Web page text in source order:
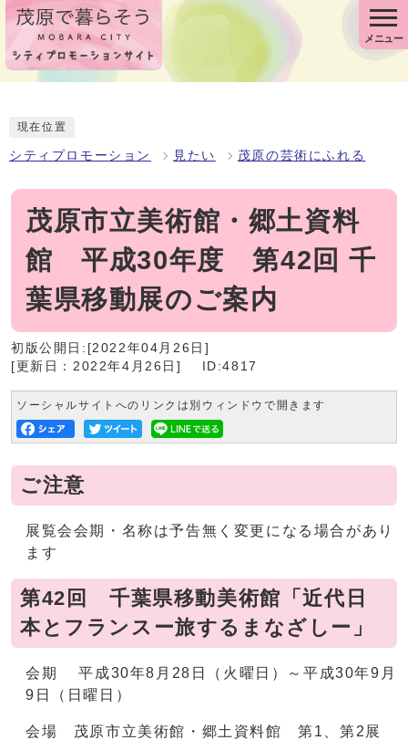
メニュー
現在位置
シティプロモーション 見たい 茂原の芸術にふれる
茂原市立美術館・郷土資料
館 平成30年度 第42回 千
葉県移動展のご案内
初版公開日:[2022年04月26日]
[更新日：2022年4月26日]
ID:4817
ソーシャルサイトへのリンクは別ウィンドウで開きます
ご注意
展覧会会期・名称は予告無く変更になる場合があり
ます
第42回 千葉県移動美術館「近代日
本とフランスー旅するまなざしー」
会期 平成30年8月28日（火曜日）～平成30年9月
9日（日曜日）
会場 茂原市立美術館・郷土資料館 第1、第2展